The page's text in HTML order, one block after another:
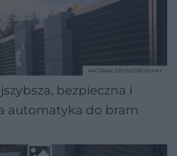
bezpieczna i
automatyka do bram
MATERIAŁ SPONSOROWANY